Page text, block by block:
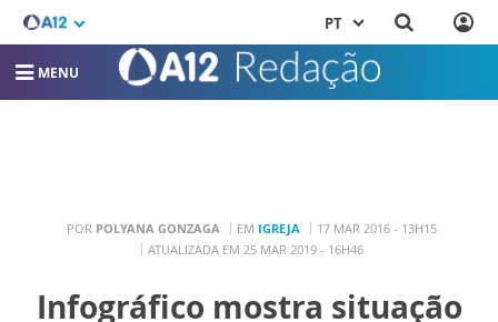
PT
MENU
POR POLYANA GONZAGA EM IGREJA
17 MAR 2016 - 13H15
ATUALIZADA EM 25 MAR 2019 - 16H46
Infográfico mostra situação